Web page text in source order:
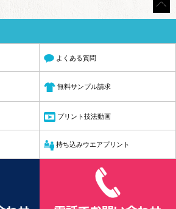
よくある質問
無料サンプル請求
プリント技法動画
持ち込みウエアプリント